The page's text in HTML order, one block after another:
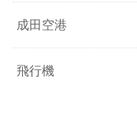
成田空港
飛行機